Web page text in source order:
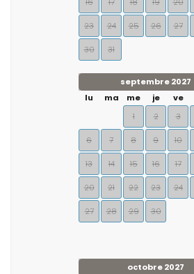
23 24 25 26 27
30 31
septembre 2027
lu
ma me je ve
1
2 3
6 7 8 9 10
13 14 15 16 17
20 21 22 23 24
27 28 29 30
octobre 2027